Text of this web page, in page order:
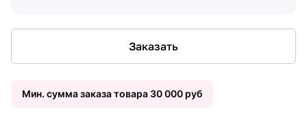
Заказать
Мин. сумма заказа товара 30 000 руб